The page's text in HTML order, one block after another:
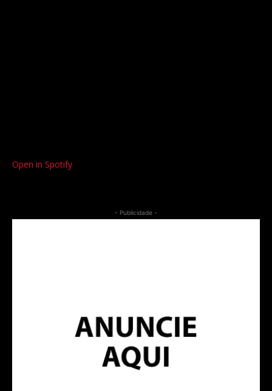
Open in Spotify
- Publicidade -